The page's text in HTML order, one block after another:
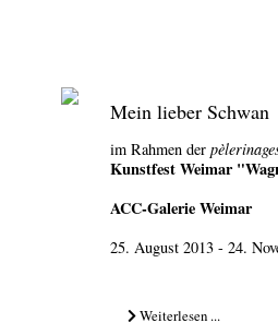
Mein lieber Schwan
im Rahmen der
Kunstfest Weimar
ACC-Galerie Weimar
25. August 2013 - 24.
Weiterlesen ...